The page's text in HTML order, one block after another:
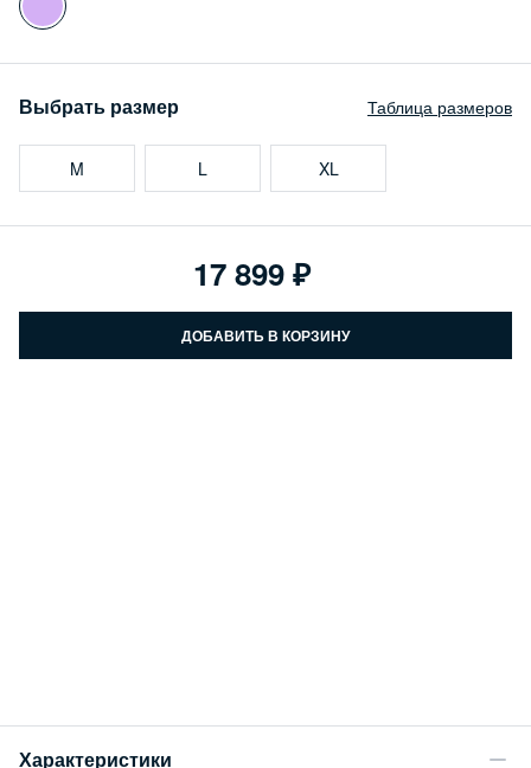
Выбрать размер Таблица размеров
M L XL
ДОБАВИТЬ В КОРЗИНУ
17 899
Характеристики